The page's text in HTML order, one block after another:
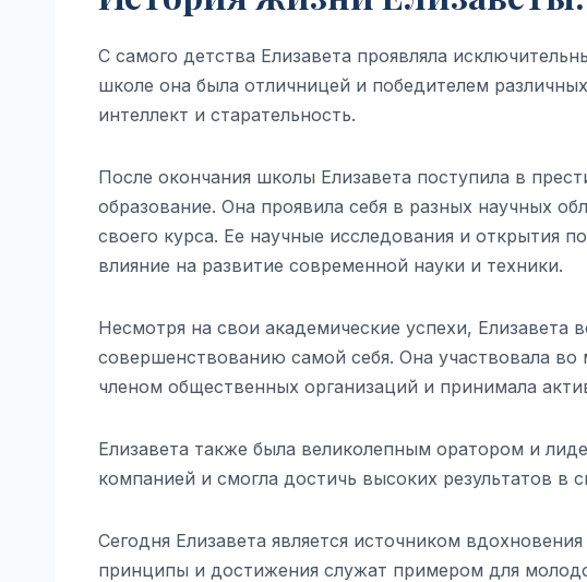
С самого детства Елизавета проявляла
школе она была отличницей и победителем
интеллект и старательность.
После окончания школы Елизавета поступила в
образование. Она проявила себя в разных научных
своего курса. Ее научные исследования и открытия
влияние на развитие современной науки и техники.
Несмотря на свои академические успехи, Елизавета
совершенствованию самой себя. Она участвовала
членом общественных организаций и принимала
Елизавета также была великолепным оратором и
компанией и смогла достичь высоких результатов в
Сегодня Елизавета является источником
принципы и достижения служат примером для